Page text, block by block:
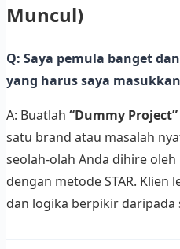
Muncul)
Q: Saya pemula banget
yang harus saya
A: Buatlah “Dummy Project”
satu brand atau masalah
seolah-olah Anda dihire oleh
dengan metode STAR.
dan logika berpikir daripada